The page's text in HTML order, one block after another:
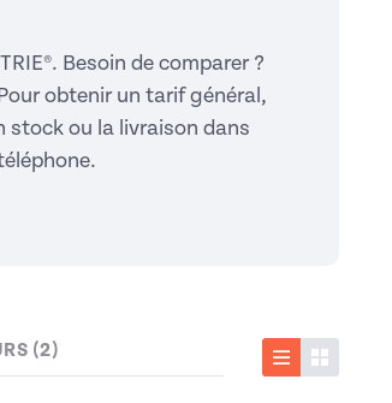
Besoin de comparer ?
obtenir un tarif général,
stock ou la livraison dans
(2)
Liste